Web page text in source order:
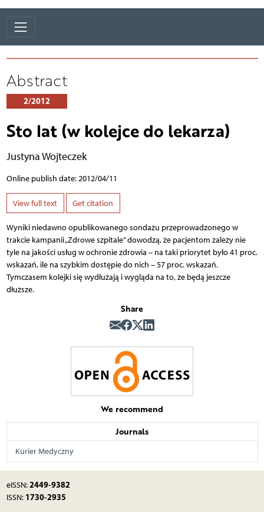
Abstract
2/2012
Sto lat (w kolejce do lekarza)
Justyna Wojteczek
Online publish date: 2012/04/11
View full text Get citation
Wyniki niedawno opublikowanego sondażu przeprowadzonego w
trakcie kampanii „Zdrowe szpitale” dowodzą, że pacjentom zależy nie
tyle na jakości usług w ochronie zdrowia – na taki priorytet było 41 proc.
wskazań, ile na szybkim dostępie do nich – 57 proc. wskazań.
Tymczasem kolejki się wydłużają i wygląda na to, że będą jeszcze
dłuższe.
Share
We recommend
Journals
Kurier Medyczny
eISSN:2449-9382
ISSN: 1730-2935